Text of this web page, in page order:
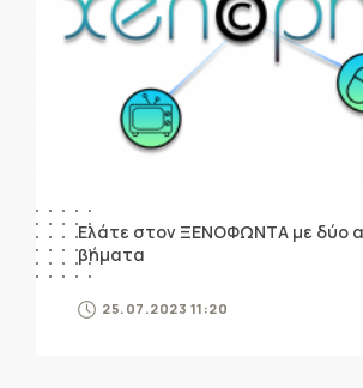
Ελάτε στον ΞΕΝΟΦΩΝΤΑ με δύο
βήματα
25.07.2023 11:20